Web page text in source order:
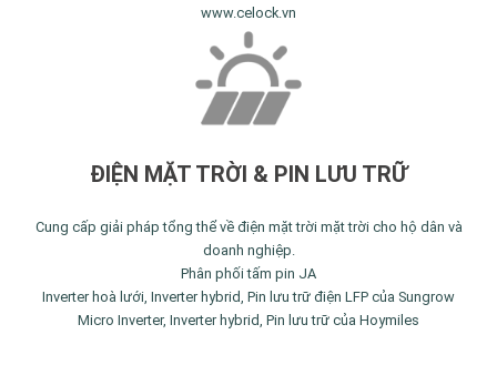
www.celock.vn
ĐIỆN MẶT TRỜI & PIN LƯU TRỮ
Cung cấp giải pháp tổng thể về điện mặt trời mặt trời cho hộ dân và
doanh nghiệp.
Phân phối tấm pin JA
Inverter hoà lưới, Inverter hybrid, Pin lưu trữ điện LFP của Sungrow
Micro Inverter, Inverter hybrid, Pin lưu trữ của Hoymiles